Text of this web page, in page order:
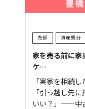
売却 資産処分
家を売る前に家
ケ…
「実家を相続
「引っ越し先
いい？」——中